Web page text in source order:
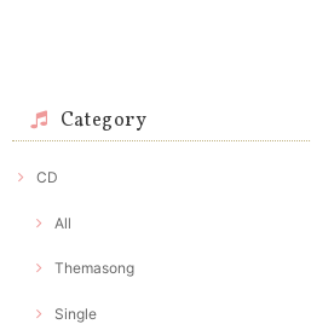
Category
CD
All
Themasong
Single